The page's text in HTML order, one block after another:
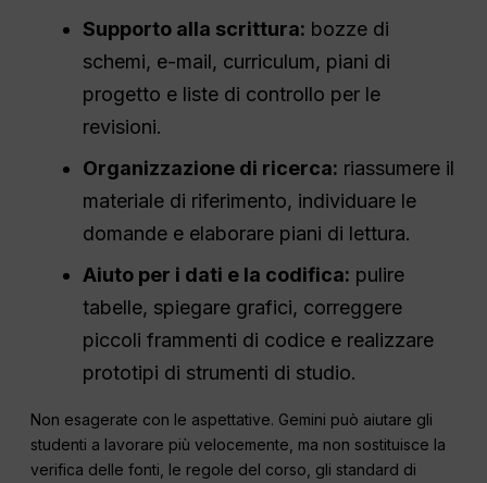
Supporto alla scrittura: bozze di
schemi, e-mail, curriculum, piani di
progetto e liste di controllo per le
revisioni.
Organizzazione di ricerca: riassumere il
materiale di riferimento, individuare le
domande e elaborare piani di lettura.
Aiuto per i dati e la codifica: pulire
tabelle, spiegare grafici, correggere
piccoli frammenti di codice e realizzare
prototipi di strumenti di studio.
Non esagerate con le aspettative. Gemini può aiutare gli
studenti a lavorare più velocemente, ma non sostituisce la
verifica delle fonti, le regole del corso, gli standard di